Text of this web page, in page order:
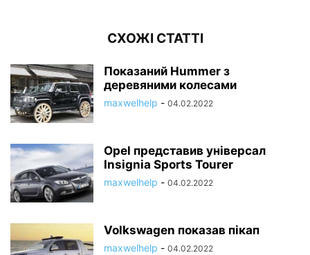
СХОЖІ СТАТТІ
Показаний Hummer з
деревяними колесами
maxwelhelp - 04.02.2022
Opel представив універсал
Insignia Sports Tourer
maxwelhelp - 04.02.2022
Volkswagen показав пікап
maxwelhelp - 04.02.2022